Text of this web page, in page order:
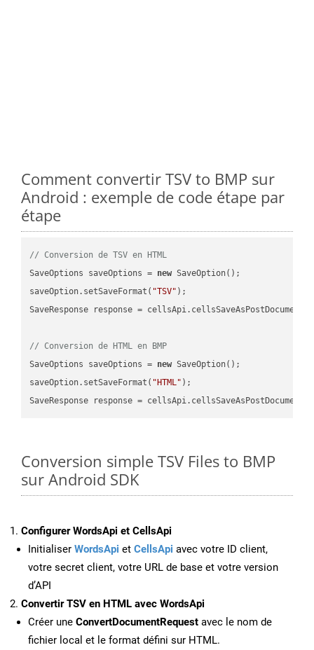
Comment convertir TSV to BMP sur
Android : exemple de code étape par
étape
// Conversion de TSV en HTML
SaveOptions saveOptions = new SaveOption();
saveOption.setSaveFormat( "TSV" );
SaveResponse response =
// Conversion de HTML en BMP
SaveOptions saveOptions = new SaveOption();
saveOption.setSaveFormat( "HTML" );
SaveResponse response =
Conversion simple TSV Files to BMP
sur Android SDK
Configurer WordsApi et CellsApi
Initialiser WordsApi et CellsApi avec votre ID client,
votre secret client, votre URL de base et votre version
d’API
Convertir TSV en HTML avec WordsApi
Créer une ConvertDocumentRequest avec le nom de
fichier local et le format défini sur HTML.